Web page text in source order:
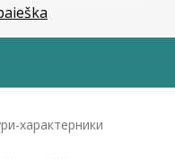
характерники